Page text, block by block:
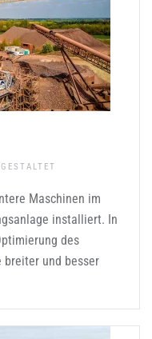
Maschinen im
installiert. In
des
breiter und besser